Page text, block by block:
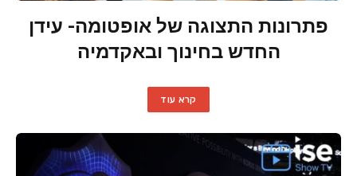
פתרונות התצוגה של אופטומה- עידן
החדש בחינוך ובאקדמיה
קרא עוד